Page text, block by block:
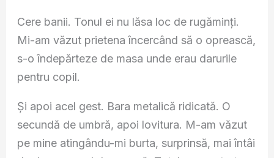
Cere banii. Tonul ei nu lăsa loc de rugăminți.
Mi-am văzut prietena încercând să o oprească,
s-o îndepărteze de masa unde erau darurile
pentru copil.
Și apoi acel gest. Bara metalică ridicată. O
secundă de umbră, apoi lovitura. M-am văzut
pe mine atingându-mi burta, surprinsă, mai întâi